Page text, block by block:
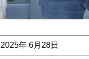
2025年 6月28日